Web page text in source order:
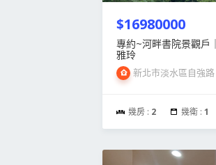
$16980000
專約~河畔書院景觀戶
雅玲
新北市淡水區自強路
幾房 : 2 幾衛 : 1